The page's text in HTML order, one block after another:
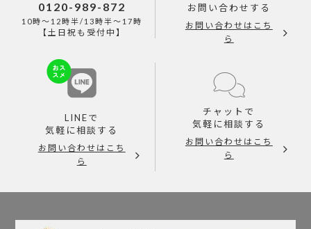
0120-989-872
10時～12時半/13時半～17時
【土日祝も受付中】
お問い合わせする
お問い合わせはこち
ら
LINEで
気軽に相談する
お問い合わせはこち
ら
チャットで
気軽に相談する
お問い合わせはこち
ら